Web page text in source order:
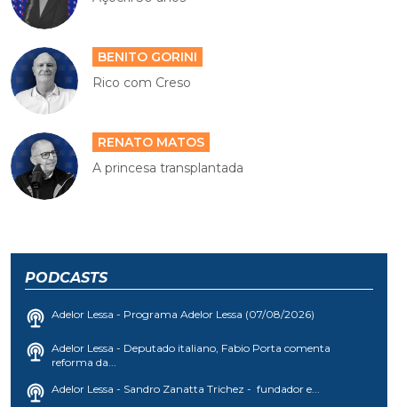
BENITO GORINI
Rico com Creso
RENATO MATOS
A princesa transplantada
PODCASTS
Adelor Lessa - Programa Adelor Lessa (07/08/2026)
Adelor Lessa - Deputado italiano, Fabio Porta comenta
reforma da...
Adelor Lessa - Sandro Zanatta Trichez - fundador e...